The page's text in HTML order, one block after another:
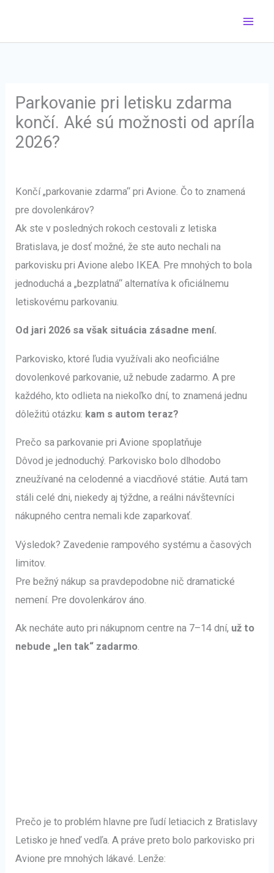
obsah
Parkovanie pri letisku zdarma
končí. Aké sú možnosti od apríla
2026?
Končí „parkovanie zdarma“ pri Avione. Čo to znamená
pre dovolenkárov?
Ak ste v posledných rokoch cestovali z letiska
Bratislava, je dosť možné, že ste auto nechali na
parkovisku pri Avione alebo IKEA. Pre mnohých to bola
jednoduchá a „bezplatná“ alternatíva k oficiálnemu
letiskovému parkovaniu.
Od jari 2026 sa však situácia zásadne mení.
Parkovisko, ktoré ľudia využívali ako neoficiálne
dovolenkové parkovanie, už nebude zadarmo. A pre
každého, kto odlieta na niekoľko dní, to znamená jednu
dôležitú otázku: kam s autom teraz?
Prečo sa parkovanie pri Avione spoplatňuje
Dôvod je jednoduchý. Parkovisko bolo dlhodobo
zneužívané na celodenné a viacdňové státie. Autá tam
stáli celé dni, niekedy aj týždne, a reálni návštevníci
nákupného centra nemali kde zaparkovať.
Výsledok? Zavedenie rampového systému a časových
limitov.
Pre bežný nákup sa pravdepodobne nič dramatické
nemení. Pre dovolenkárov áno.
Ak necháte auto pri nákupnom centre na 7–14 dní, už to
nebude „len tak“ zadarmo.
Prečo je to problém hlavne pre ľudí letiacich z Bratislavy
Letisko je hneď vedľa. A práve preto bolo parkovisko pri
Avione pre mnohých lákavé. Lenže: